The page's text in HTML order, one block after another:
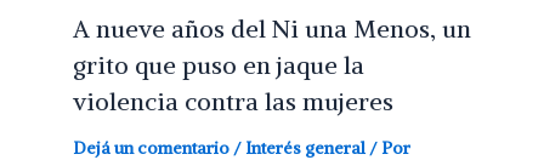
A nueve años del Ni una Menos, un
grito que puso en jaque la
violencia contra las mujeres
Dejá un comentario / Interés general/ Por